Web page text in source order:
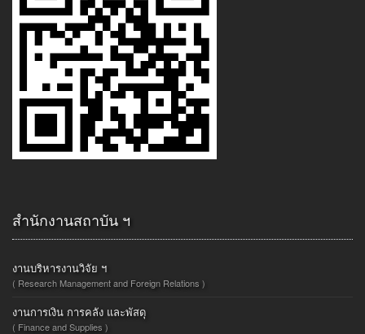
สำนักงานสถาบัน ฯ
งานบริหารงานวิจัย ฯ
( Research Management and Foreign Relations )
งานการเงิน การคลัง และพัสดุ
( Finance and Supplies )